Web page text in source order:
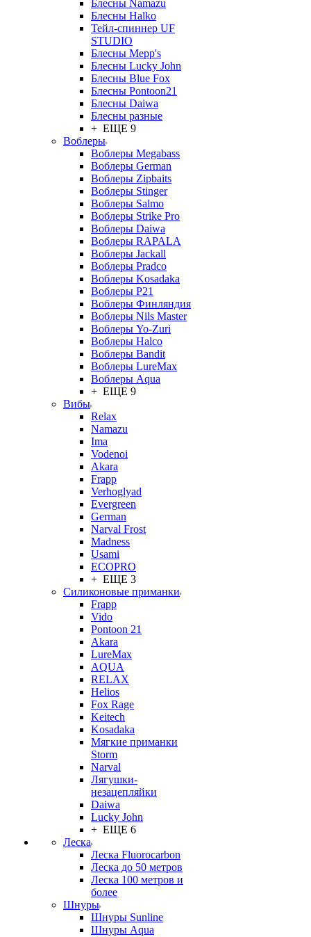
Блесны Namazu
Блесны Halko
Тейл-спиннер UF
STUDIO
Блесны Mepp's
Блесны Lucky John
Блесны Blue Fox
Блесны Pontoon21
Блесны Daiwa
Блесны разные
+ ЕЩЕ 9
Воблеры
Воблеры Megabass
Воблеры German
Воблеры Zipbaits
Воблеры Stinger
Воблеры Salmo
Воблеры Strike Pro
Воблеры Daiwa
Воблеры RAPALA
Воблеры Jackall
Воблеры Pradco
Воблеры Kosadaka
Воблеры P21
Воблеры Финляндия
Воблеры Nils Master
Воблеры Yo-Zuri
Воблеры Halco
Воблеры Bandit
Воблеры LureMax
Воблеры Aqua
+ ЕЩЕ 9
Вибы
Relax
Namazu
Ima
Vodenoi
Akara
Frapp
Verhoglyad
Evergreen
German
Narval Frost
Madness
Usami
ECOPRO
+ ЕЩЕ 3
Силиконовые приманки
Frapp
Vido
Pontoon 21
Akara
LureMax
AQUA
RELAX
Helios
Fox Rage
Keitech
Kosadaka
Мягкие приманки
Storm
Narval
Лягушки-
незацепляйки
Daiwa
Lucky John
+ ЕЩЕ 6
Леска
Леска Fluorocarbon
Леска до 50 метров
Леска 100 метров и
более
Шнуры
Шнуры Sunline
Шнуры Aqua